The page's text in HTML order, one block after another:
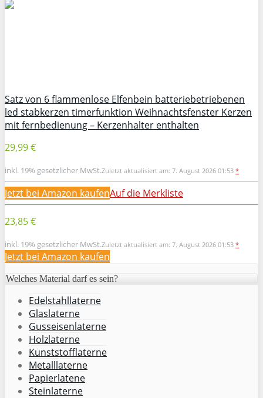
Satz von 6 flammenlose Elfenbein batteriebetriebenen
led stabkerzen timerfunktion Weihnachtsfenster Kerzen
mit fernbedienung – Kerzenhalter enthalten
29,99 €
inkl. 19% gesetzlicher MwSt.Zuletzt aktualisiert am: 7. August 2026 01:53 *
Jetzt bei Amazon kaufenAuf die Merkliste
23,85 €
inkl. 19% gesetzlicher MwSt.Zuletzt aktualisiert am: 7. August 2026 01:53 *
Jetzt bei Amazon kaufen
Welches Material darf es sein?
Edelstahllaterne
Glaslaterne
Gusseisenlaterne
Holzlaterne
Kunststofflaterne
Metalllaterne
Papierlatene
Steinlaterne